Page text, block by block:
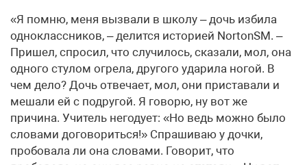
«Я помню, меня вызвали в школу – дочь избила
одноклассников, – делится историей NortonSM. –
Пришел, спросил, что случилось, сказали, мол, она
одного стулом огрела, другого ударила ногой. В
чем дело? Дочь отвечает, мол, они приставали и
мешали ей с подругой. Я говорю, ну вот же
причина. Учитель негодует: «Но ведь можно было
словами договориться!» Спрашиваю у дочки,
пробовала ли она словами. Говорит, что